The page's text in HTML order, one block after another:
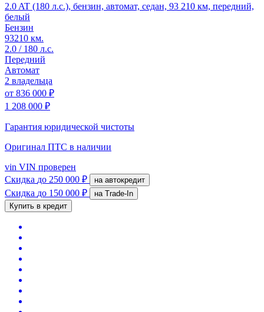
2.0 AT (180 л.с.), бензин, автомат, седан, 93 210 км, передний,
белый
Бензин
93210 км.
2.0 / 180 л.с.
Передний
Автомат
2 владельца
от 836 000 ₽
1 208 000 ₽
Гарантия юридической чистоты
Оригинал ПТС в наличии
vin VIN проверен
Скидка до 250 000 ₽ на автокредит
Скидка до 150 000 ₽
на Trade-In
Купить в кредит